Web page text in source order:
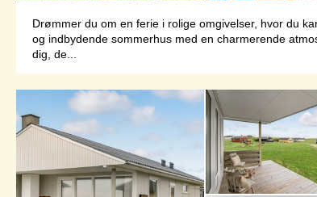
Drømmer du om en ferie i rolige omgivelser, hvor du
og indbydende sommerhus med en charmerende
dig, de...